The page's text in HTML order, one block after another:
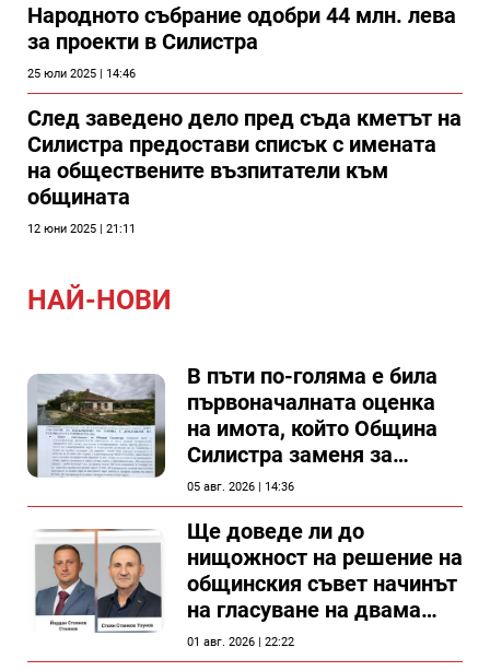
Народното събрание одобри 44 млн. лева
за проекти в Силистра
25 юли 2025 | 14:46
След заведено дело пред съда кметът на
Силистра предостави списък с имената
на обществените възпитатели към
общината
12 юни 2025 | 21:11
НАЙ-НОВИ
В пъти по-голяма е била
първоначалната оценка
на имота, който Община
Силистра заменя за
спирка, показват
документи
05 авг. 2026 | 14:36
Ще доведе ли до
нищожност на решение на
общинския съвет начинът
на гласуване на двама
съветници в Силистра?
01 авг. 2026 | 22:22